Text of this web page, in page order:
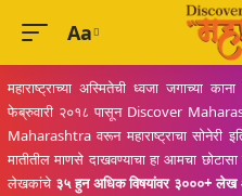
Font
Resizer
Aa
महाराष्ट्राच्या अस्मितेची ध्वजा जगाच्या
फेब्रुवारी २०१८ पासून Discover
Maharashtra वरून महाराष्ट्राचा सोनेरी
मातीतील माणसे दाखवण्याचा हा आमचा
लेखकांचे ३५ हुन अधिक विषयांवर ३०००+ लेख